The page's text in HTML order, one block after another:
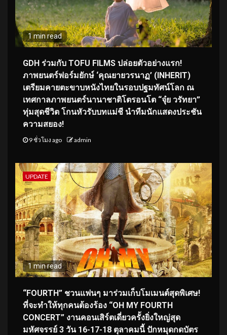
1 min read
GDH ร่วมกับ TOFU FILMS ปล่อยตัวอย่างแรก!
ภาพยนตร์ฟอร์มยักษ์ ‘คุณยายวรนาฏ’ (INHERIT)
เตรียมคายตะขาบหนังไทยในรอบปฐมทัศน์โลก ณ
เทศกาลภาพยนตร์นานาชาติโตรอนโต “จุ๋ย วรัทยา”
ทุ่มสุดชีวิต โกนหัวรับบทแม่ชี นำทีมนักแสดงประชัน
ความสยอง!
9 ชั่วโมง ago admin
UPDATE
1 min read
“FOURTH” ชวนแฟนๆ มาร่วมเก็บโมเมนต์สุดพิเศษ!
ที่จะทำให้ทุกคนต้องร้อง “OH MY FOURTH
CONCERT” งานคอนเสิร์ตเดี่ยวครั้งยิ่งใหญ่สุด
มหัศจรรย์ 3 วัน 16-17-18 ตุลาคมนี้ ปักหมุดกดบัตร